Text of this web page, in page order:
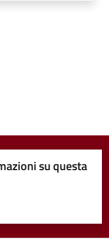
su questa